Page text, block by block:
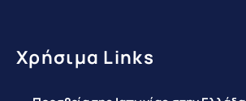
Χρήσιμα Links